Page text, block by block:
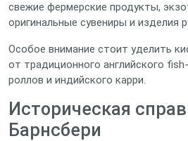
свежие фермерские продукты,
оригинальные сувениры и изделия
Особое внимание стоит уделить
от традиционного английского
роллов и индийского карри.
Историческая
Барнсбери